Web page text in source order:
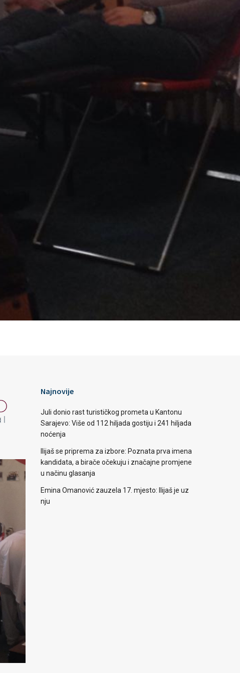
Najnovije
Juli donio rast turističkog prometa u Kantonu
Sarajevo: Više od 112 hiljada gostiju i 241 hiljada
noćenja
Ilijaš se priprema za izbore: Poznata prva imena
kandidata, a birače očekuju i značajne promjene
u načinu glasanja
Emina Omanović zauzela 17. mjesto: Ilijaš je uz
nju